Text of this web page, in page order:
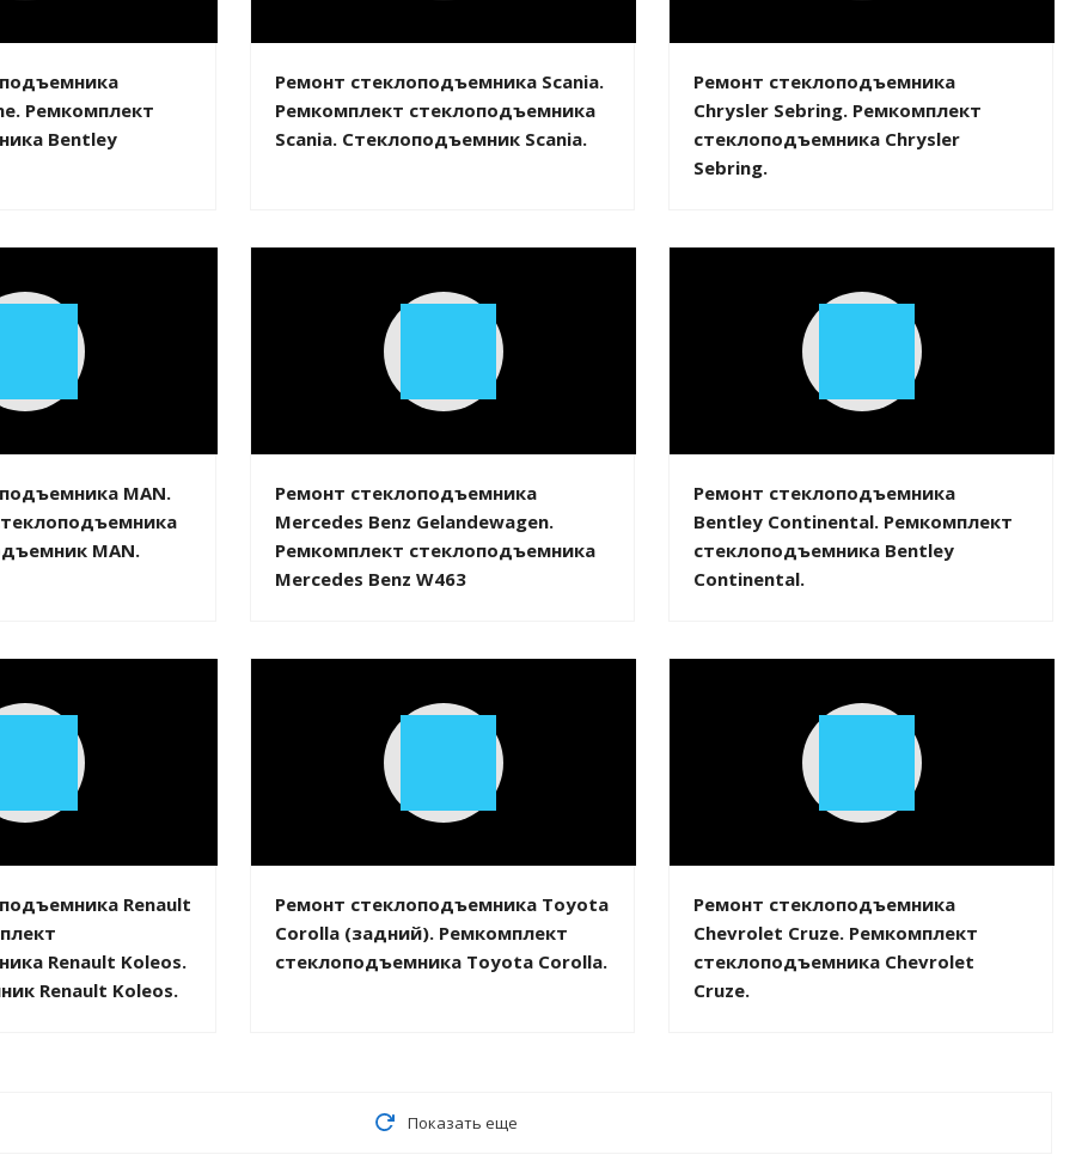
Ремкомплект
Bentley
Ремонт стеклоподъемника Scania.
Ремкомплект стеклоподъемника
Scania. Стеклоподъемник Scania.
Ремонт стеклоподъемника
Chrysler Sebring. Ремкомплект
стеклоподъемника Chrysler
Sebring.
Play
MAN.
MAN.
Play
Ремонт стеклоподъемника
Mercedes Benz Gelandewagen.
Ремкомплект стеклоподъемника
Mercedes Benz W463
Play
Ремонт стеклоподъемника
Bentley Continental. Ремкомплект
стеклоподъемника Bentley
Continental.
Play
Renault
Renault Koleos.
Renault Koleos.
Play
Ремонт стеклоподъемника Toyota
Corolla (задний). Ремкомплект
стеклоподъемника Toyota Corolla.
Play
Ремонт стеклоподъемника
Chevrolet Cruze. Ремкомплект
стеклоподъемника Chevrolet
Cruze.
Показать еще